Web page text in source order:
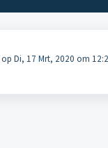
Di, 17 Mrt, 2020 om